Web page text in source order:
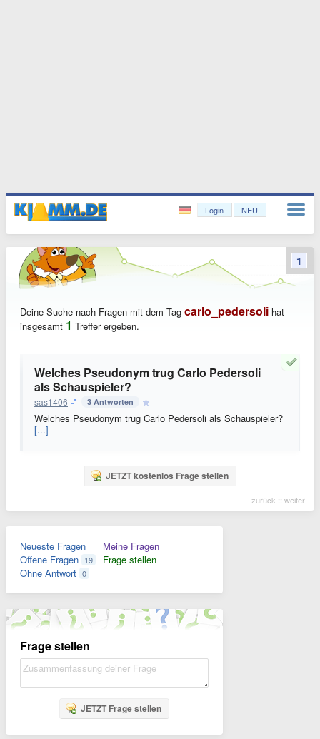
Login NEU
Deine Suche nach Fragen mit dem Tag carlo_pedersoli hat
insgesamt 1 Treffer ergeben.
Welches Pseudonym trug Carlo Pedersoli
als Schauspieler?
sas1406 3 Antworten
Welches Pseudonym trug Carlo Pedersoli als Schauspieler?
[...]
JETZT kostenlos Frage stellen
zurück :: weiter
1
Neueste Fragen
Offene Fragen 19
Ohne Antwort 0
Meine Fragen
Frage stellen
Frage stellen
JETZT Frage stellen